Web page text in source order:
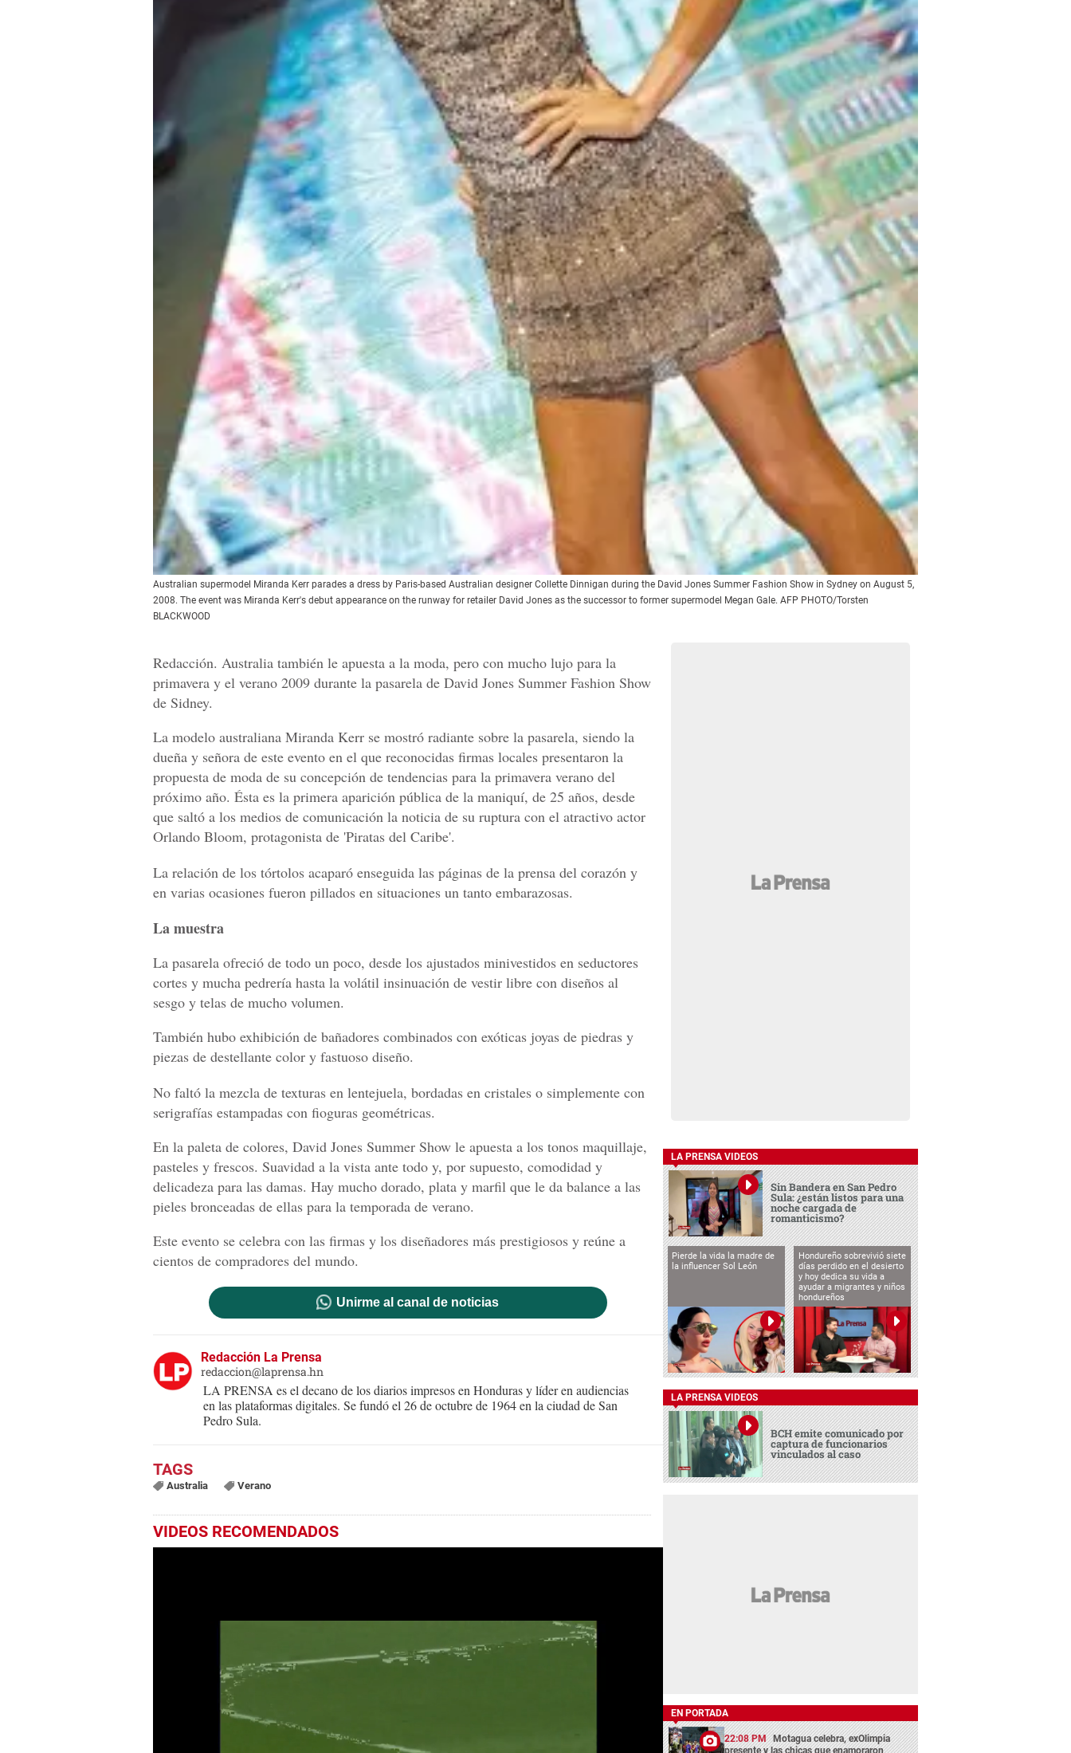
Australian supermodel Miranda Kerr parades a dress by Paris-based Australian designer Collette Dinnigan during the David Jones Summer Fashion Show in Sydney on August 5,
2008. The event was Miranda Kerr's debut appearance on the runway for retailer David Jones as the successor to former supermodel Megan Gale. AFP PHOTO/Torsten
BLACKWOOD
Redacción. Australia también le apuesta a la moda, pero con mucho lujo para la
primavera y el verano 2009 durante la pasarela de David Jones Summer Fashion Show
de Sidney.
La modelo australiana Miranda Kerr se mostró radiante sobre la pasarela, siendo la
dueña y señora de este evento en el que reconocidas firmas locales presentaron la
propuesta de moda de su concepción de tendencias para la primavera verano del
próximo año. Ésta es la primera aparición pública de la maniquí, de 25 años, desde
que saltó a los medios de comunicación la noticia de su ruptura con el atractivo actor
Orlando Bloom, protagonista de 'Piratas del Caribe'.
La relación de los tórtolos acaparó enseguida las páginas de la prensa del corazón y
en varias ocasiones fueron pillados en situaciones un tanto embarazosas.
La muestra
La pasarela ofreció de todo un poco, desde los ajustados minivestidos en seductores
cortes y mucha pedrería hasta la volátil insinuación de vestir libre con diseños al
sesgo y telas de mucho volumen.
También hubo exhibición de bañadores combinados con exóticas joyas de piedras y
piezas de destellante color y fastuoso diseño.
No faltó la mezcla de texturas en lentejuela, bordadas en cristales o simplemente con
serigrafías estampadas con fioguras geométricas.
En la paleta de colores, David Jones Summer Show le apuesta a los tonos maquillaje,
pasteles y frescos. Suavidad a la vista ante todo y, por supuesto, comodidad y
delicadeza para las damas. Hay mucho dorado, plata y marfil que le da balance a las
pieles bronceadas de ellas para la temporada de verano.
Este evento se celebra con las firmas y los diseñadores más prestigiosos y reúne a
cientos de compradores del mundo.
Unirme al canal de noticias
Redacción La Prensa
redaccion@laprensa.hn
LA PRENSA es el decano de los diarios impresos en Honduras y líder en audiencias
en las plataformas digitales. Se fundó el 26 de octubre de 1964 en la ciudad de San
Pedro Sula.
Australia Verano
VIDEOS RECOMENDADOS
LA PRENSA VIDEOS
Sin Bandera en San Pedro
Sula: ¿están listos para una
noche cargada de
romanticismo?
Pierde la vida la madre de
la influencer Sol León
Hondureño sobrevivió siete
días perdido en el desierto
y hoy dedica su vida a
ayudar a migrantes y niños
hondureños
LA PRENSA VIDEOS
BCH emite comunicado por
captura de funcionarios
vinculados al caso
EN PORTADA
22:08 PM Motagua celebra, exOlimpia
presente y las chicas que enamoraron